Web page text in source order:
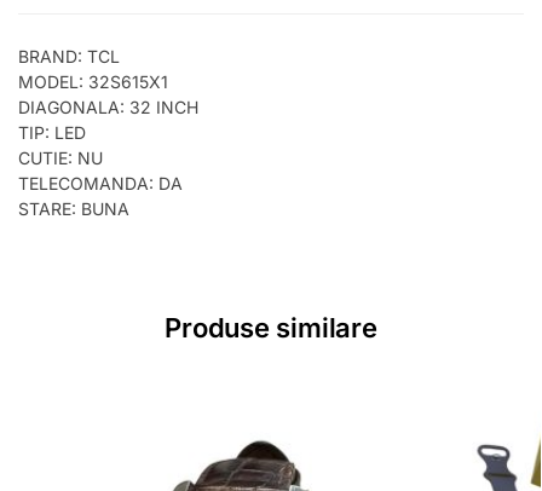
BRAND: TCL
MODEL: 32S615X1
DIAGONALA: 32 INCH
TIP: LED
CUTIE: NU
TELECOMANDA: DA
STARE: BUNA
Produse similare